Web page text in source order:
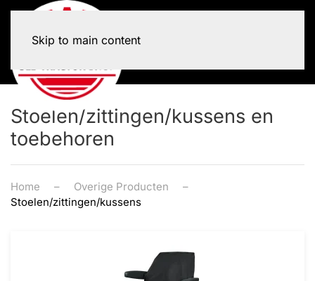
Skip to main content
Stoelen/zittingen/kussens en
toebehoren
Home
Overige Producten
Stoelen/zittingen/kussens